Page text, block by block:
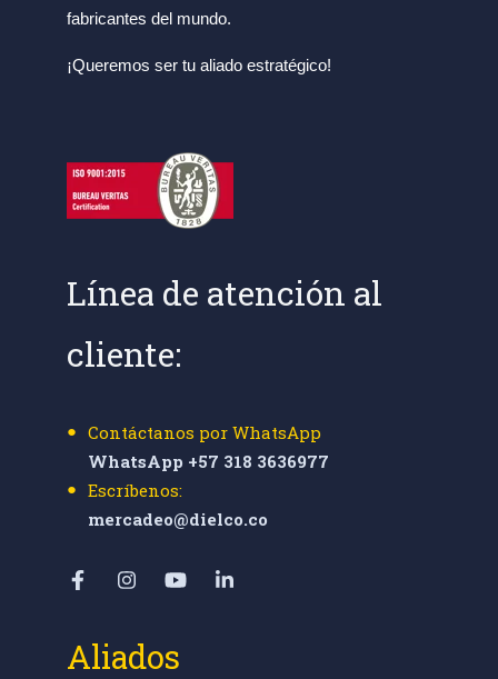
fabricantes del mundo.
¡Queremos ser tu aliado estratégico!
Línea de atención al
cliente:
Contáctanos por WhatsApp
WhatsApp +57 318 3636977
Escríbenos:
mercadeo@dielco.co
Aliados